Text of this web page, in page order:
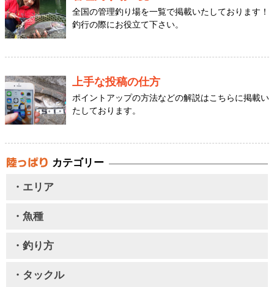
全国の管理釣り場を一覧で掲載いたしております！
釣行の際にお役立て下さい。
上手な投稿の仕方
ポイントアップの方法などの解説はこちらに掲載い
たしております。
カテゴリー
・エリア
・魚種
・釣り方
・タックル